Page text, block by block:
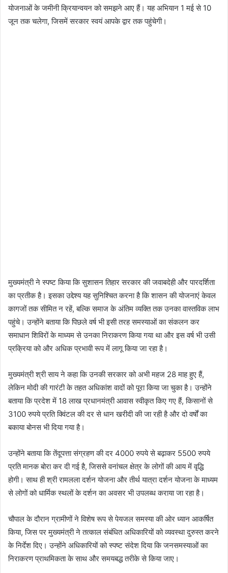
योजनाओं के जमीनी क्रियान्वयन को समझने आए हैं। यह अभियान 1 मई से 10
जून तक चलेगा, जिसमें सरकार स्वयं आपके द्वार तक पहुंचेगी।
मुख्यमंत्री ने स्पष्ट किया कि सुशासन तिहार सरकार की जवाबदेही और पारदर्शिता
का प्रतीक है। इसका उद्देश्य यह सुनिश्चित करना है कि शासन की योजनाएं केवल
कागजों तक सीमित न रहें, बल्कि समाज के अंतिम व्यक्ति तक उनका वास्तविक लाभ
पहुंचे। उन्होंने बताया कि पिछले वर्ष भी इसी तरह समस्याओं का संकलन कर
समाधान शिविरों के माध्यम से उनका निराकरण किया गया था और इस वर्ष भी उसी
प्रक्रिया को और अधिक प्रभावी रूप में लागू किया जा रहा है।
मुख्यमंत्री श्री साय ने कहा कि उनकी सरकार को अभी महज 28 माह हुए हैं,
लेकिन मोदी की गारंटी के तहत अधिकांश वादों को पूरा किया जा चुका है। उन्होंने
बताया कि प्रदेश में 18 लाख प्रधानमंत्री आवास स्वीकृत किए गए हैं, किसानों से
3100 रुपये प्रति क्विंटल की दर से धान खरीदी की जा रही है और दो वर्षों का
बकाया बोनस भी दिया गया है।
उन्होंने बताया कि तेंदूपत्ता संग्रहण की दर 4000 रुपये से बढ़ाकर 5500 रुपये
प्रति मानक बोरा कर दी गई है, जिससे वनांचल क्षेत्र के लोगों की आय में वृद्धि
होगी। साथ ही श्री रामलला दर्शन योजना और तीर्थ यात्रा दर्शन योजना के माध्यम
से लोगों को धार्मिक स्थलों के दर्शन का अवसर भी उपलब्ध कराया जा रहा है।
चौपाल के दौरान ग्रामीणों ने विशेष रूप से पेयजल समस्या की ओर ध्यान आकर्षित
किया, जिस पर मुख्यमंत्री ने तत्काल संबंधित अधिकारियों को व्यवस्था दुरुस्त करने
के निर्देश दिए। उन्होंने अधिकारियों को स्पष्ट संदेश दिया कि जनसमस्याओं का
निराकरण प्राथमिकता के साथ और समयबद्ध तरीके से किया जाए।